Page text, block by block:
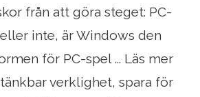
från att göra steget: PC-
inte, är Windows den
för PC-spel ... Läs mer
verklighet, spara för